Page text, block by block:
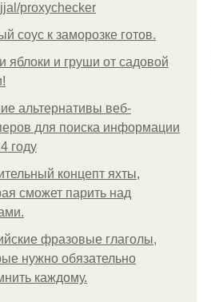
proxychecker
соус к заморозке готов.
яблоки и груши от садовой
альтернативы веб-
для поиска информации
году
концепт яхты,
сможет парить над
фразовые глаголы,
нужно обязательно
каждому.